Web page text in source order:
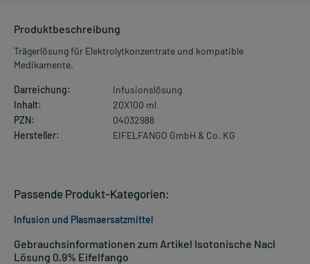
Produktbeschreibung
Trägerlösung für Elektrolytkonzentrate und kompatible
Medikamente.
Darreichung:
Infusionslösung
Inhalt:
20X100 ml
PZN:
04032988
Hersteller:
EIFELFANGO GmbH & Co. KG
Gebrauchsinformationen zum Artikel Isotonische Nacl
Lösung 0,9% Eifelfango
Passende Produkt-Kategorien:
Infusion und Plasmaersatzmittel